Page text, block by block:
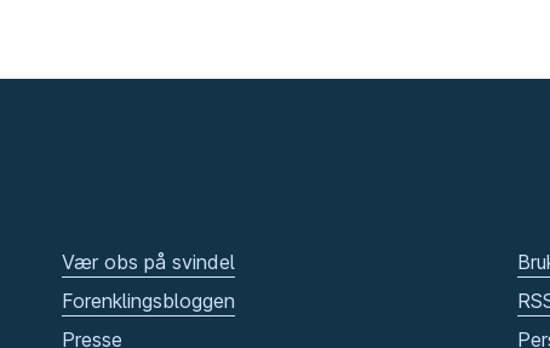
Vær obs på svindel
Forenklingsbloggen
Presse